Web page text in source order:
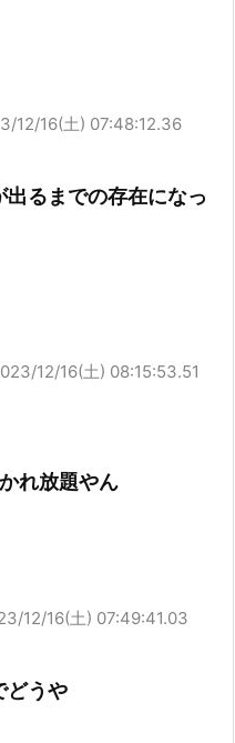
12/16(土) 07:48:12.36
るまでの存在になっ
12/16(土) 08:15:53.51
れ放題やん
12/16(土) 07:49:41.03
どうや